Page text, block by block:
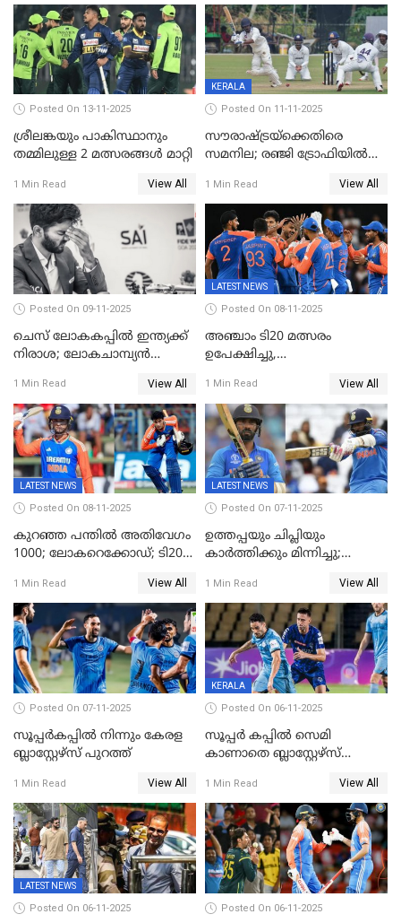
വിക്കറ്റ്
Posted On 13-11-2025
ശ്രീലങ്കയും പാകിസ്ഥാനും
തമ്മിലുള്ള 2 മത്സരങ്ങള്‍ മാറ്റി
1 Min Read View All
KERALA
Posted On 11-11-2025
സൗരാഷ്ട്രയ്‌ക്കെതിരെ
സമനില; രഞ്ജി ട്രോഫിയിൽ
1 Min Read View All
Posted On 09-11-2025
ചെസ് ലോകകപ്പില്‍ ഇന്ത്യക്ക്
നിരാശ; ലോകചാമ്പ്യന്‍
1 Min Read View All
LATEST NEWS
Posted On 08-11-2025
അഞ്ചാം ടി20 മത്സരം
ഉപേക്ഷിച്ചു,
ജയിച്ച് ഇന്ത്യ
1 Min Read View All
LATEST NEWS
Posted On 08-11-2025
കുറഞ്ഞ പന്തിൽ അതിവേഗം
1000; ലോകറെക്കോഡ്; ടി20
അപൂര്‍വനേട്ടവുമായി
അഭിഷേക് ശർമ
1 Min Read View All
LATEST NEWS
Posted On 07-11-2025
ഉത്തപ്പയും ചിപ്ലിയും
കാർത്തിക്കും മിന്നിച്ചു;
ഇന്ത്യ; ഹോങ്കോങ് സിക്സസ്
ക്രിക്കറ്റ് ടൂർണമെന്റിൽ ജയം
1 Min Read View All
Posted On 07-11-2025
സൂപ്പര്‍കപ്പില്‍ നിന്നും കേരള
ബ്ലാസ്റ്റേഴ്‌സ് പുറത്ത്
1 Min Read View All
KERALA
Posted On 06-11-2025
സൂപ്പർ കപ്പിൽ സെമി
കാണാതെ ബ്ലാസ്റ്റേഴ്സ്
1 Min Read View All
LATEST NEWS
Posted On 06-11-2025 Posted On 06-11-2025